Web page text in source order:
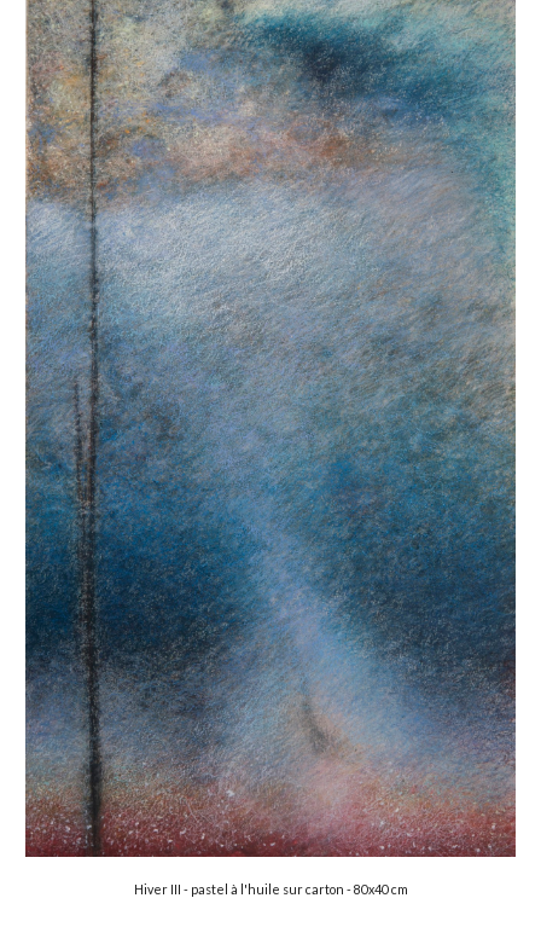
Hiver III - pastel à l'huile sur carton - 80x40 cm